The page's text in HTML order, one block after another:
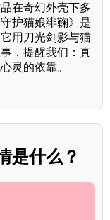
在奇幻外壳下多
护猫娘绯鞠》是
用刀光剑影与猫
，提醒我们：真
灵的依靠。
是什么？